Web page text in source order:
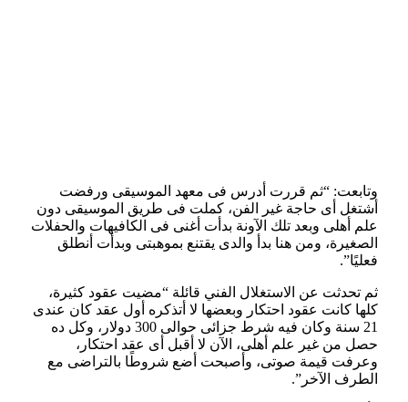
وتابعت: “ثم قررت أدرس فى معهد الموسيقى ورفضت
أشتغل أى حاجة غير الفن، كملت فى طريق الموسيقى دون
علم أهلى وبعد تلك الآونة بدأت أغنى فى الكافيهات والحفلات
الصغيرة، ومن هنا بدأ والدى يقتنع بموهبتى وبدأت أنطلق
فعليًا”.
ثم تحدثت عن الاستغلال الفني قائلة “مضيت عقود كثيرة،
كلها كانت عقود احتكار وبعضها لا أتذكره أول عقد كان عندى
21 سنة وكان فيه شرط جزائى حوالى 300 دولار، وكل ده
حصل من غير علم أهلى، الآن لا أقبل أى عقد احتكار،
وعرفت قيمة صوتى، وأصبحت أضع شروطًا بالتراضى مع
الطرف الآخر”.